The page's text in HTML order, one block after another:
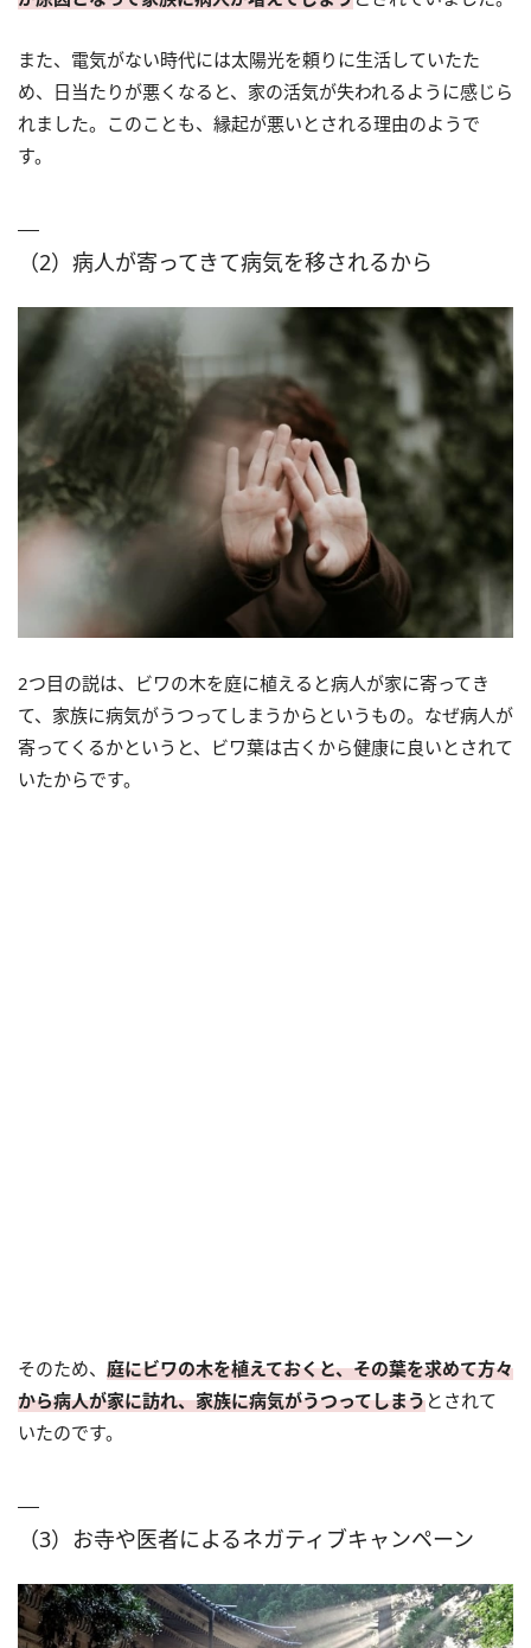
また、電気がない時代には太陽光を頼りに生活していたた
め、日当たりが悪くなると、家の活気が失われるように感じら
れました。このことも、縁起が悪いとされる理由のようで
す。
（2）病人が寄ってきて病気を移されるから
2つ目の説は、ビワの木を庭に植えると病人が家に寄ってき
て、家族に病気がうつってしまうからというもの。なぜ病人が
寄ってくるかというと、ビワ葉は古くから健康に良いとされて
いたからです。
そのため、 庭にビワの木を植えておくと、その葉を求めて方々
から病人が家に訪れ、家族に病気がうつってしまうとされて
いたのです。
（3）お寺や医者によるネガティブキャンペーン